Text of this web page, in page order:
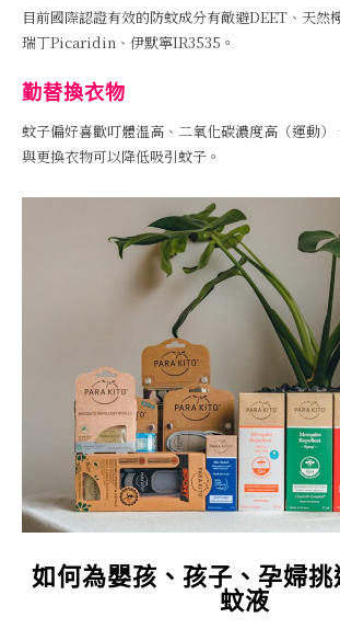
目前國際認證有效的防蚊成分有敵避DEET、天然
瑞丁Picaridin、伊默寧IR3535。
勤替換衣物
蚊子偏好喜歡叮體溫高、二氧化碳濃度高（運動
與更換衣物可以降低吸引蚊子。
如何為嬰孩、孩子、孕婦
蚊液